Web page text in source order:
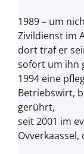
1989 – um
Zivildienst im
dort traf er
sofort um ihn
1994 eine
Betriebswirt,
gerührt,
seit 2001 im